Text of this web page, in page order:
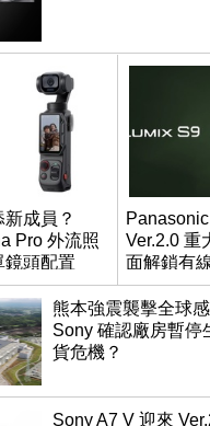
成員？
Pro 外流照
鏡頭配置
Ver.2.0 重
面解鎖有
調編輯
熊本強震襲擊全球
Sony 確認廠房暫停
貨危機？
Sony A7 V 迎來